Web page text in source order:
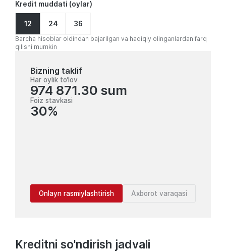
Kredit muddati (oylar)
12 24 36
Barcha hisoblar oldindan bajarilgan va haqiqiy olinganlardan farq
qilishi mumkin
Bizning taklif
Har oylik to‘lov
974 871.30 sum
Foiz stavkasi
30%
Onlayn rasmiylashtirish Axborot varaqasi
Kreditni so'ndirish jadvali